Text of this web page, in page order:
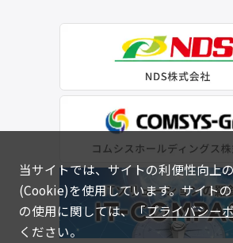
当サイトでは、サイトの利便性向上
(Cookie)を使用しています。サイト
の使用に関しては、「プライバシー
ください。